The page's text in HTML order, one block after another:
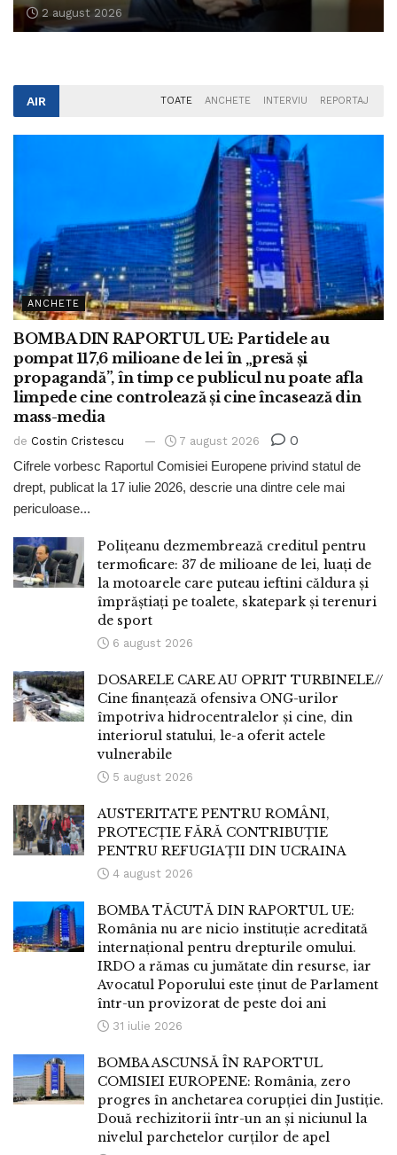
2 august 2026
AIR TOATE ANCHETE INTERVIU REPORTAJ
ANCHETE
BOMBA DIN RAPORTUL UE: Partidele au
pompat 117,6 milioane de lei în „presă și
propagandă”, în timp ce publicul nu poate afla
limpede cine controlează și cine încasează din
mass-media
de Costin Cristescu 7 august 2026 0
Cifrele vorbesc Raportul Comisiei Europene privind statul de
drept, publicat la 17 iulie 2026, descrie una dintre cele mai
periculoase...
Polițeanu dezmembrează creditul pentru
termoficare: 37 de milioane de lei, luați de
la motoarele care puteau ieftini căldura și
împrăștiați pe toalete, skatepark și terenuri
de sport
6 august 2026
DOSARELE CARE AU OPRIT TURBINELE//
Cine finanțează ofensiva ONG-urilor
împotriva hidrocentralelor și cine, din
interiorul statului, le-a oferit actele
vulnerabile
5 august 2026
AUSTERITATE PENTRU ROMÂNI,
PROTECȚIE FĂRĂ CONTRIBUȚIE
PENTRU REFUGIAȚII DIN UCRAINA
4 august 2026
BOMBA TĂCUTĂ DIN RAPORTUL UE:
România nu are nicio instituție acreditată
internațional pentru drepturile omului.
IRDO a rămas cu jumătate din resurse, iar
Avocatul Poporului este ținut de Parlament
într-un provizorat de peste doi ani
31 iulie 2026
BOMBA ASCUNSĂ ÎN RAPORTUL
COMISIEI EUROPENE: România, zero
progres în anchetarea corupției din Justiție.
Două rechizitorii într-un an și niciunul la
nivelul parchetelor curților de apel